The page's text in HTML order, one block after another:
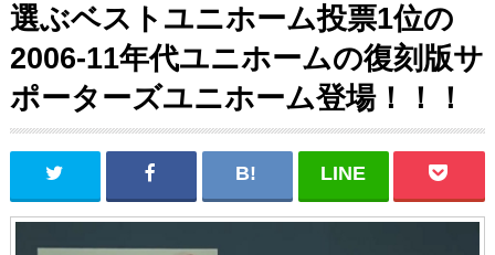
選ぶベストユニホーム投票1位の
2006-11年代ユニホームの復刻版サ
ポーターズユニホーム登場！！！